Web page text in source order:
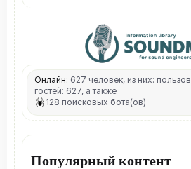
Онлайн: 627 человек, из них:
гостей: 627, а также
128 поисковых бота(ов)
Популярный контент